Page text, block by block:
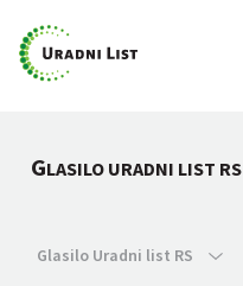
GLASILO URADNI LIST RS
Glasilo Uradni list RS